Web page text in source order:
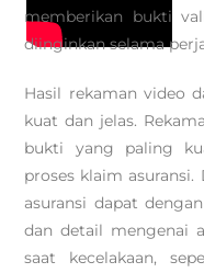
memberikan bukti
diinginkan selama
Hasil rekaman video
kuat dan jelas.
bukti yang paling
proses klaim asuransi.
asuransi dapat
dan detail mengenai
saat kecelakaan,